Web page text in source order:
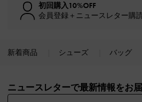
初回購入10%OFF
会員登録＋ニュースレター購
新着商品 シューズ バッグ
ニュースレターで最新情報をお届